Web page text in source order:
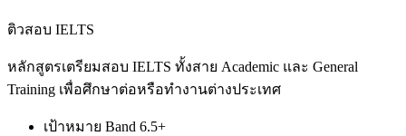
ติวสอบ IELTS
หลักสูตรเตรียมสอบ IELTS ทั้งสาย Academic และ General
Training เพื่อศึกษาต่อหรือทำงานต่างประเทศ
เป้าหมาย Band 6.5+